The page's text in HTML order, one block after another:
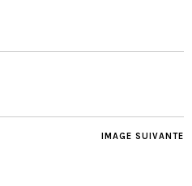
IMAGE SUIVANTE